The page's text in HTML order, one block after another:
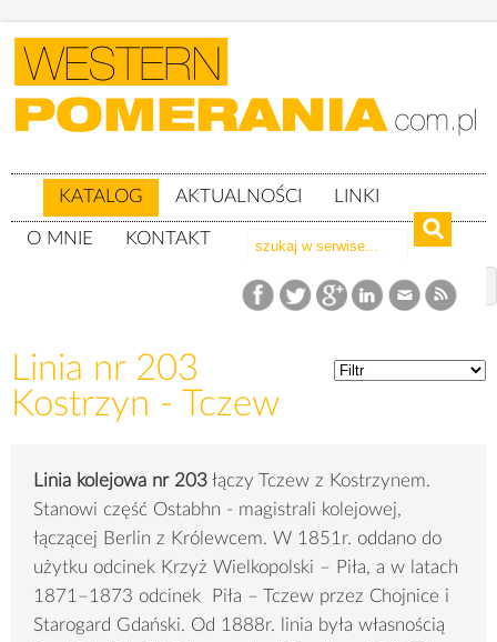
KATALOG AKTUALNOŚCI LINKI
O MNIE KONTAKT
Katalog Linie kolejowe
Linia nr 203
Kostrzyn - Tczew
Linia kolejowa nr 203 łączy Tczew z Kostrzynem.
Stanowi część Ostabhn - magistrali kolejowej,
łączącej Berlin z Królewcem. W 1851r. oddano do
użytku odcinek Krzyż Wielkopolski – Piła, a w latach
1871–1873 odcinek Piła – Tczew przez Chojnice i
Starogard Gdański. Od 1888r. linia była własnością